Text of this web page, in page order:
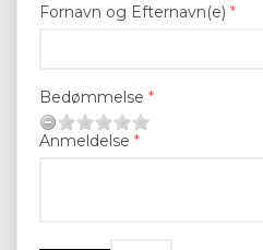
Fornavn og Efternavn(e)
Bedømmelse
Anmeldelse